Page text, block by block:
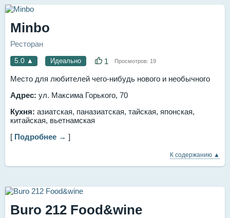
Minbo
Ресторан
5.0 ▲ Идеально 1 Просмотров: 19
Место для любителей чего-нибудь нового и необычного
Адрес: ул. Максима Горького, 70
Кухня: азиатская, паназиатская, тайская, японская,
китайская, вьетнамская
[ Подробнее → ]
К содержанию ▲
Buro 212 Food&wine